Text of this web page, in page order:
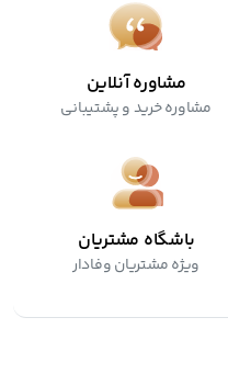
مشاوره آنلاین
مشاوره خرید و پشتیبانی
باشگاه مشتریان
ویژه مشتریان وفادار